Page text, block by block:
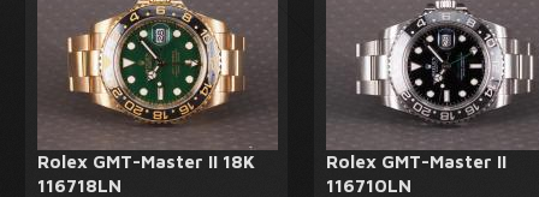
Rolex GMT-Master II 18K
116718LN
Rolex GMT-Master II
116710LN